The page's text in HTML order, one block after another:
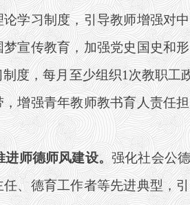
论学习制度，引导教师增强对
梦宣传教育，加强党史国史和
制度，每月至少组织1次教职工
，增强青年教师教书育人责任
进师德师风建设。强化社会公
任、德育工作者等先进典型，